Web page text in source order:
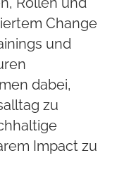
Rollen und
Change
und
dabei,
zu
Impact zu